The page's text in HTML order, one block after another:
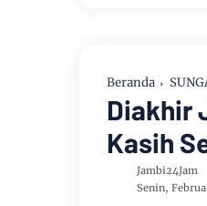
Beranda
Diakhir
Kasih
Jambi24Jam
Senin,